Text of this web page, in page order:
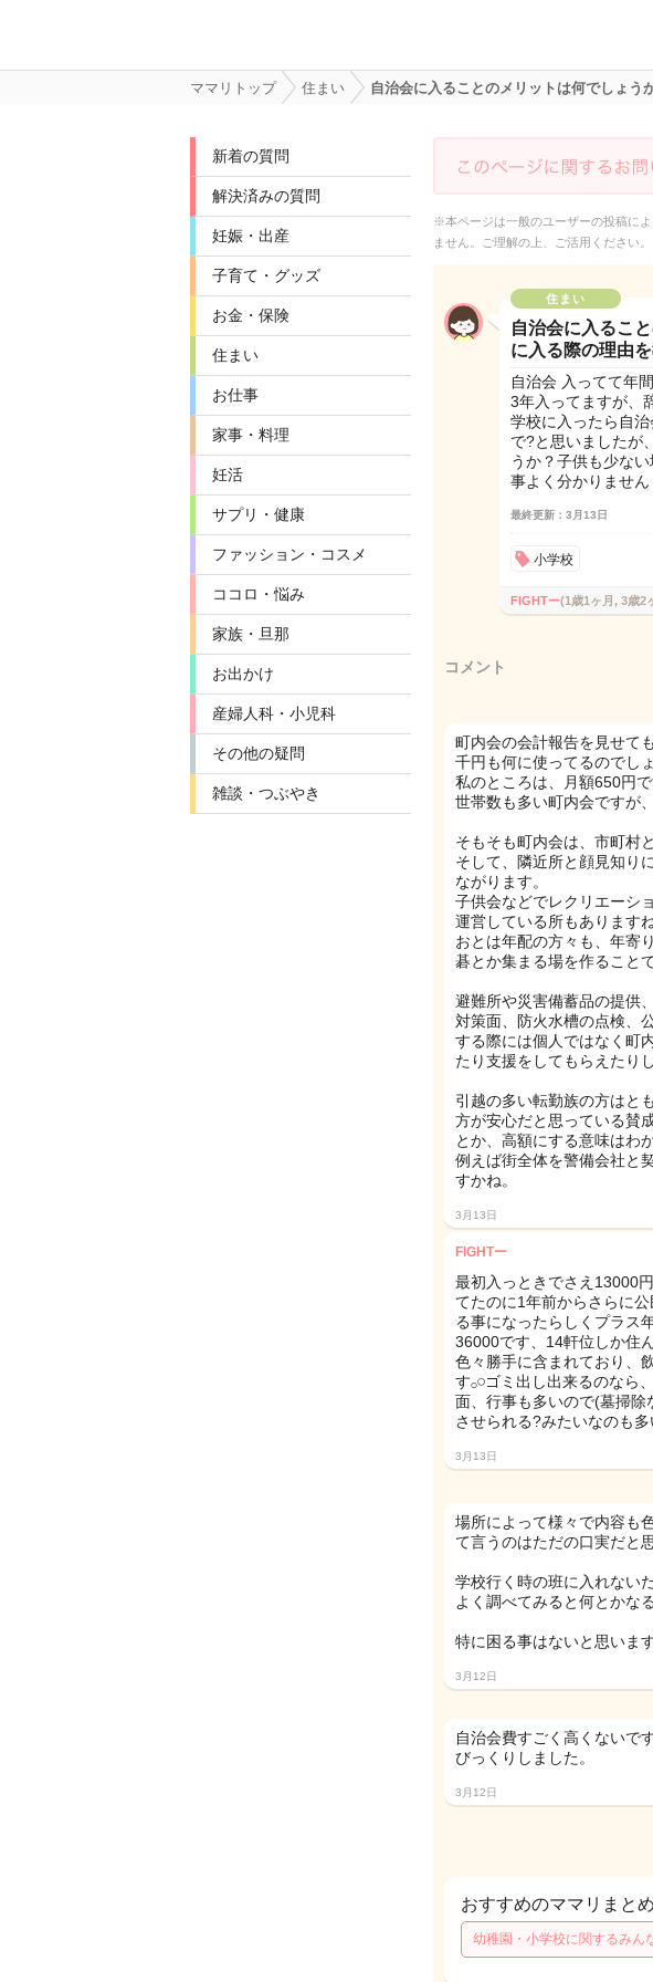
ママリトップ 住まい 自治会に入ることのメリットは何でしょう
新着の質問
解決済みの質問
妊娠・出産
子育て・グッズ
お金・保険
住まい
お仕事
家事・料理
妊活
サプリ・健康
ファッション・コスメ
ココロ・悩み
家族・旦那
お出かけ
産婦人科・小児科
その他の疑問
雑談・つぶやき
※本ページは一般のユーザーの投稿に
ません。ご理解の上、ご活用ください。
住まい
自治会に入るこ
に入る際の理由
自治会 入ってて年
3年入ってますが、
学校に入ったら自
で?と思いましたが
うか？子供も少な
事よく分かりませ
最終更新：3月13日
小学校
FIGHTー(1歳1ヶ月, 3歳2
コメント
町内会の会計報告を見せて
千円も何に使ってるのでし
私のところは、月額650円で
世帯数も多い町内会ですが
そもそも町内会は、市町村
そして、隣近所と顔見知り
ながります。
子供会などでレクリエーシ
運営している所もありますね
おとは年配の方々も、年寄
碁とか集まる場を作ること
避難所や災害備蓄品の提供
対策面、防火水槽の点検、
する際には個人ではなく町
たり支援をしてもらえたりし
引越の多い転勤族の方はと
方が安心だと思っている賛
とか、高額にする意味はわ
例えば街全体を警備会社と
すかね。
3月13日
FIGHTー
最初入っときでさえ13000
てたのに1年前からさらに
る事になったらしくプラス
36000です、14軒位しか住
色々勝手に含まれており、
す‪𓂂𓏸ゴミ出し出来るのなら
面、行事も多いので(墓掃除
させられる?みたいなのも多
3月13日
場所によって様々で内容も
て言うのはただの口実だと
学校行く時の班に入れない
よく調べてみると何とかな
特に困る事はないと思いま
3月12日
自治会費すごく高くないで
びっくりしました。
3月12日
おすすめのママリまとめ
幼稚園・小学校に関するみん